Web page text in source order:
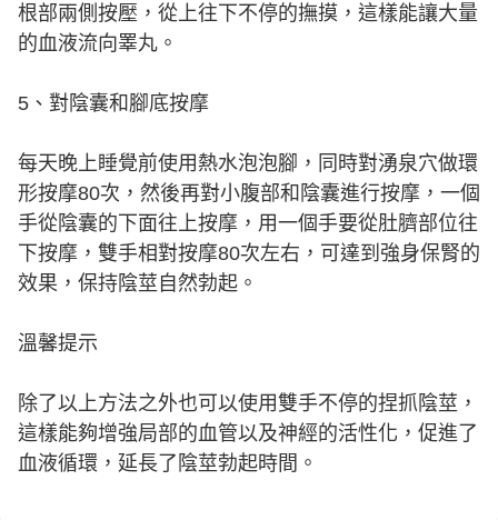
根部兩側按壓，從上往下不停的撫摸，這樣能讓大量
的血液流向睪丸。
5、對陰囊和腳底按摩
每天晚上睡覺前使用熱水泡泡腳，同時對湧泉穴做環
形按摩80次，然後再對小腹部和陰囊進行按摩，一個
手從陰囊的下面往上按摩，用一個手要從肚臍部位往
下按摩，雙手相對按摩80次左右，可達到強身保腎的
效果，保持陰莖自然勃起。
溫馨提示
除了以上方法之外也可以使用雙手不停的捏抓陰莖，
這樣能夠增強局部的血管以及神經的活性化，促進了
血液循環，延長了陰莖勃起時間。